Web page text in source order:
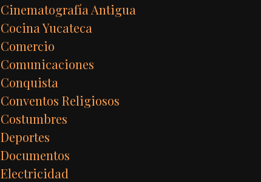
Cinematografía Antigua
Cocina Yucateca
Comercio
Comunicaciones
Conquista
Conventos Religiosos
Costumbres
Deportes
Documentos
Electricidad